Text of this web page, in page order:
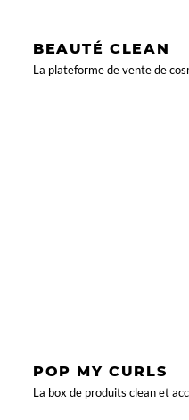
BEAUTÉ CLEAN
La plateforme de vente de
POP MY CURLS
La box de produits clean et